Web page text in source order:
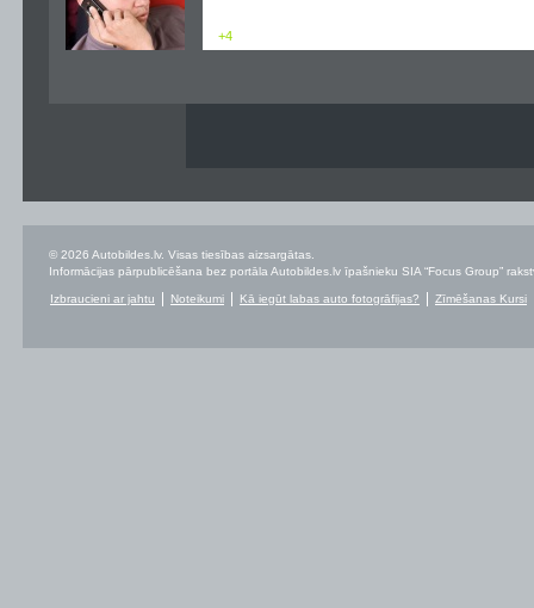
+4
© 2026 Autobildes.lv. Visas tiesības aizsargātas.
Informācijas pārpublicēšana bez portāla Autobildes.lv īpašnieku SIA “Focus Group”
Izbraucieni ar jahtu Noteikumi Kā iegūt labas auto fotogrāfijas? Zīmēšanas Kursi